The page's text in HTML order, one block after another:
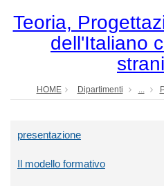
Teoria,
dell'Italiano
HOME Dipartimenti ...
presentazione
Il modello formativo